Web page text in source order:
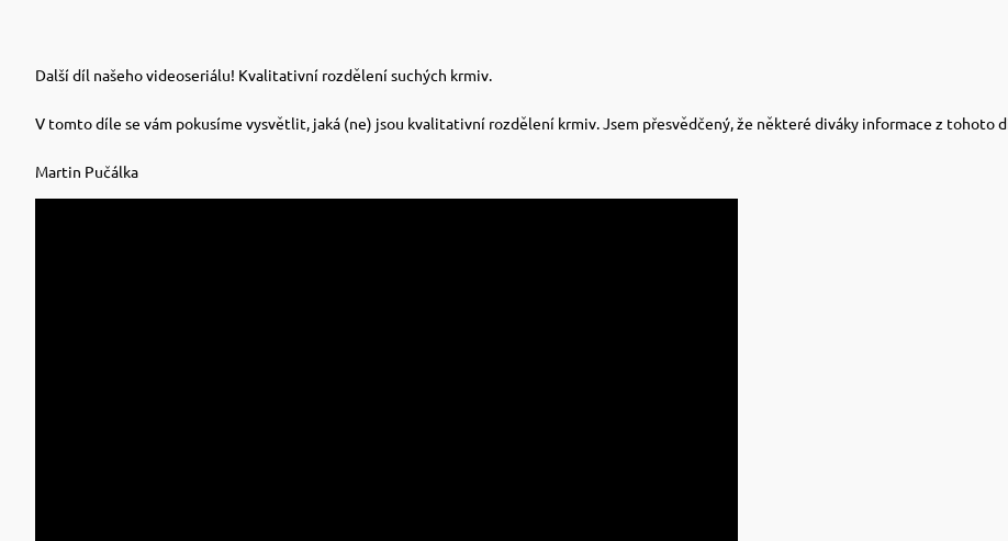
Další díl našeho videoseriálu! Kvalitativní rozdělení suchých krmiv.
V tomto díle se vám pokusíme vysvětlit, jaká (ne) jsou kvalitativní rozdělení krmiv. Jsem přesvědčený, že některé diváky informace z tohoto
Martin Pučálka